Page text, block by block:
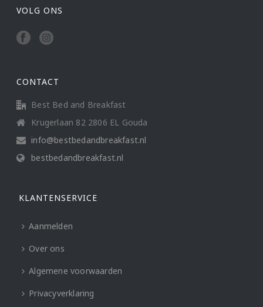
VOLG ONS
CONTACT
Best Bed and Breakfast
Krugerlaan 82 2806 EL Gouda
info@bestbedandbreakfast.nl
bestbedandbreakfast.nl
KLANTENSERVICE
Aanmelden
Over ons
Algemene voorwaarden
Privacyverklaring